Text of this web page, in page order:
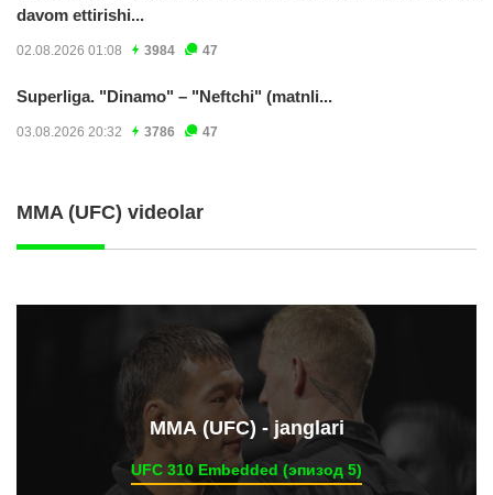
davom ettirishi...
02.08.2026 01:08 3984 47
Superliga. "Dinamo" – "Neftchi" (matnli...
03.08.2026 20:32 3786 47
MMA (UFC) videolar
ММА (UFC) - janglari
UFC 310 Embedded (эпизод 5)